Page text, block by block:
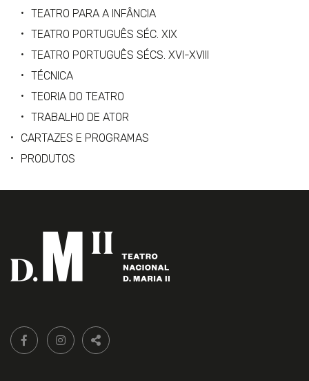
TEATRO PARA A INFÂNCIA
TEATRO PORTUGUÊS SÉC. XIX
TEATRO PORTUGUÊS SÉCS. XVI-XVIII
TÉCNICA
TEORIA DO TEATRO
TRABALHO DE ATOR
CARTAZES E PROGRAMAS
PRODUTOS
Siga-
nos:
FACEBOOK LIVRARIA DO TEATRO ONLINE.
INSTAGRAM LIVRARIA DO TEATRO ONLINE.
PARTILHAR